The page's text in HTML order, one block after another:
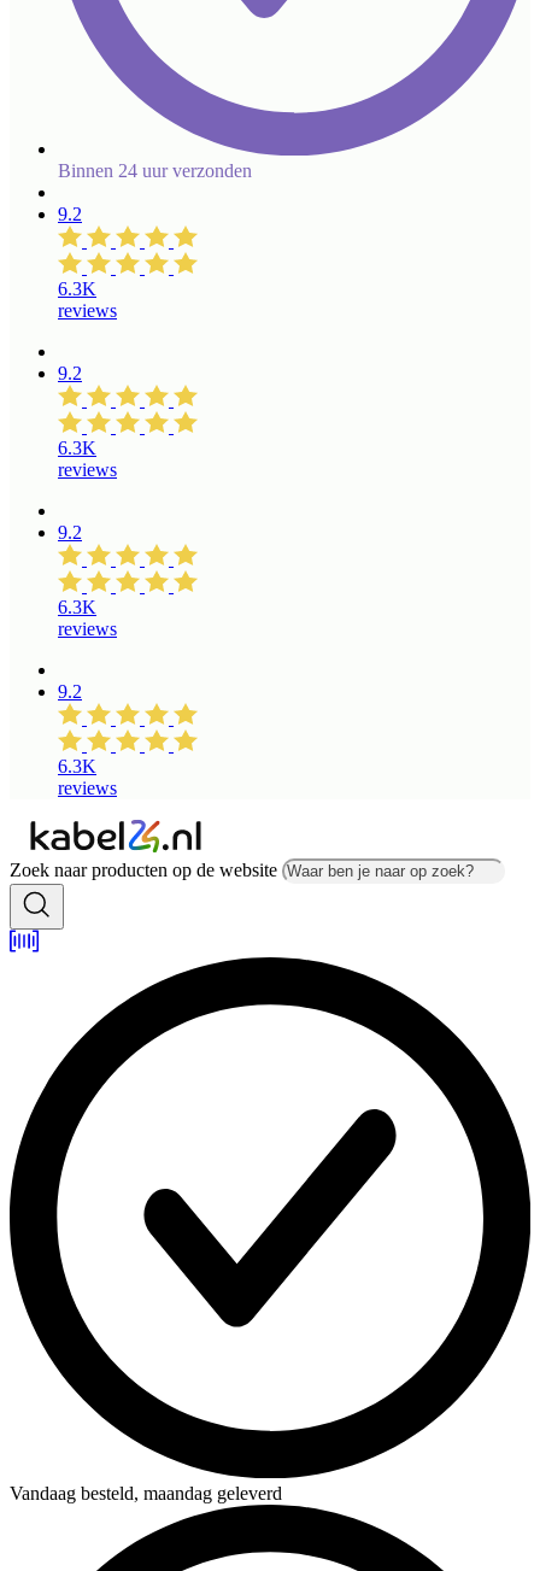
Binnen 24 uur verzonden
9.2
6.3K
reviews
9.2
6.3K
reviews
9.2
6.3K
reviews
9.2
6.3K
reviews
Zoek naar producten op de website
Vandaag besteld, maandag geleverd